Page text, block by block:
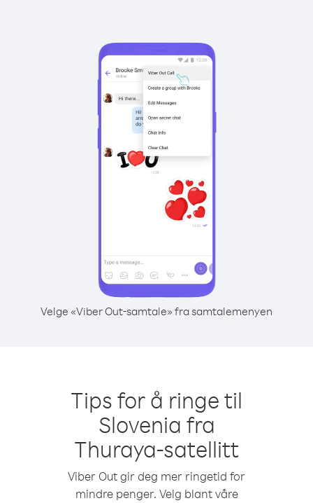
Velge «Viber Out-samtale» fra samtalemenyen
Tips for å ringe til
Slovenia fra
Thuraya-satellitt
Viber Out gir deg mer ringetid for
mindre penger. Velg blant våre